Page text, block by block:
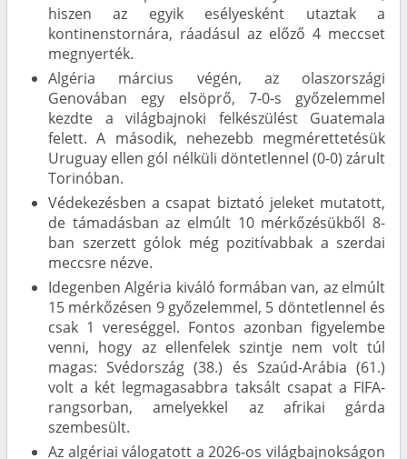
hiszen az egyik esélyesként utaztak a
kontinenstornára, ráadásul az előző 4 meccset
megnyerték.
Algéria március végén, az olaszországi
Genovában egy elsöprő, 7-0-s győzelemmel
kezdte a világbajnoki felkészülést Guatemala
felett. A második, nehezebb megmérettetésük
Uruguay ellen gól nélküli döntetlennel (0-0) zárult
Torinóban.
Védekezésben a csapat biztató jeleket mutatott,
de támadásban az elmúlt 10 mérkőzésükből 8-
ban szerzett gólok még pozitívabbak a szerdai
meccsre nézve.
Idegenben Algéria kiváló formában van, az elmúlt
15 mérkőzésen 9 győzelemmel, 5 döntetlennel és
csak 1 vereséggel. Fontos azonban figyelembe
venni, hogy az ellenfelek szintje nem volt túl
magas: Svédország (38.) és Szaúd-Arábia (61.)
volt a két legmagasabbra taksált ​​csapat a FIFA-
rangsorban, amelyekkel az afrikai gárda
szembesült.
Az algériai válogatott a 2026-os világbajnokságon